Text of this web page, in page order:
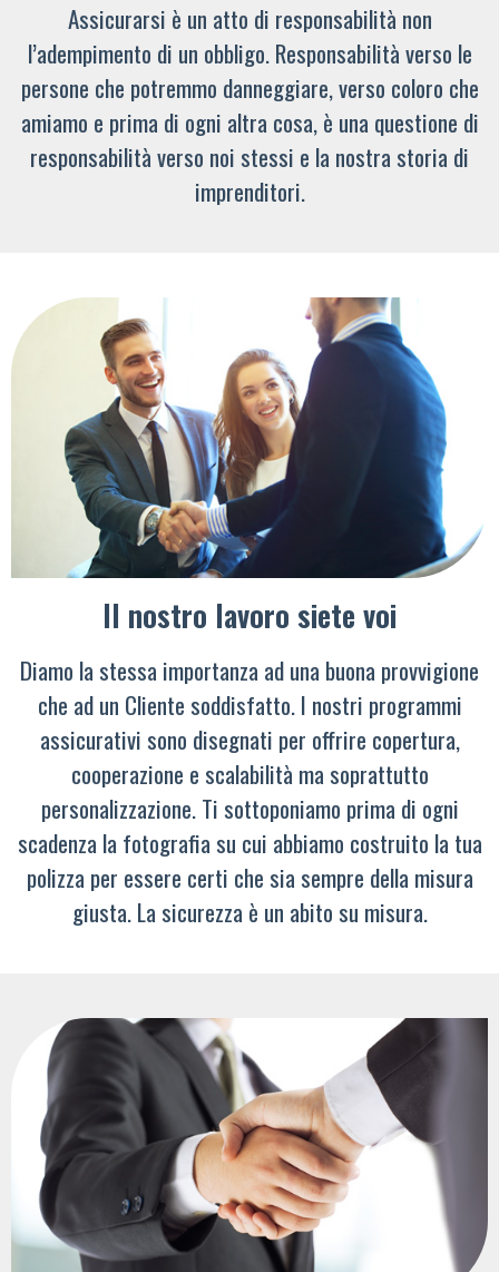
Assicurarsi è un atto di responsabilità non
l’adempimento di un obbligo. Responsabilità verso le
persone che potremmo danneggiare, verso coloro che
amiamo e prima di ogni altra cosa, è una questione di
responsabilità verso noi stessi e la nostra storia di
imprenditori.
Il nostro lavoro siete voi
Diamo la stessa importanza ad una buona provvigione
che ad un Cliente soddisfatto. I nostri programmi
assicurativi sono disegnati per offrire copertura,
cooperazione e scalabilità ma soprattutto
personalizzazione. Ti sottoponiamo prima di ogni
scadenza la fotografia su cui abbiamo costruito la tua
polizza per essere certi che sia sempre della misura
giusta. La sicurezza è un abito su misura.